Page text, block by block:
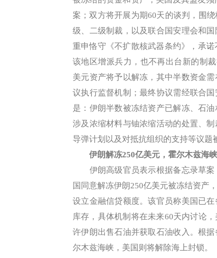
案；双方将开展为期60天的谈判，围
级、二级制裁，以及联合国安理会和
重申恪守《不扩散核武器条约》，承
该地区增派兵力，也不再出台新的制
美元资产将予以解冻，其中半数资金
议执行监督机制；最终协议需经联合
是：伊朗半数被冻结资产已解冻、石
涉及浓缩材料与铀浓缩活动的处置、
导弹计划以及对抵抗组织的支持等议题
伊朗解冻250亿美元，霍尔木兹海
伊朗高级官员表示根据备忘录草案
国同意解冻伊朗250亿美元被冻结资产
设立金融信贷额度。该官员称美国已
库存，具体机制将在未来60天内讨论
许伊朗出售石油并获取石油收入。根
尔木兹海峡，美国则将解除海上封锁。